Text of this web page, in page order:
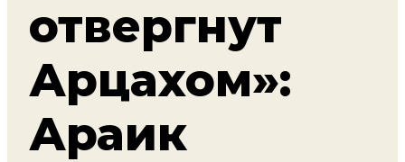
отвергнут
Арцахом»:
Араик